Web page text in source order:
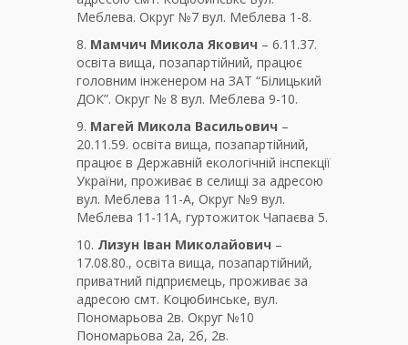
Меблева. Округ №7 вул. Меблева 1-8.
8. Мамчич Микола Якович – 6.11.37.
освіта вища, позапартійний, працює
головним інженером на ЗАТ “Білицький
ДОК”. Округ № 8 вул. Меблева 9-10.
9. Магей Микола Васильович –
20.11.59. освіта вища, позапартійний,
працює в Державній екологічній інспекції
України, проживає в селищі за адресою
вул. Меблева 11-А, Округ №9 вул.
Меблева 11-11А, гуртожиток Чапаєва 5.
10. Лизун Іван Миколайович –
17.08.80., освіта вища, позапартійний,
приватний підприємець, проживає за
адресою смт. Коцюбинське, вул.
Пономарьова 2в. Округ №10
Пономарьова 2а, 2б, 2в.